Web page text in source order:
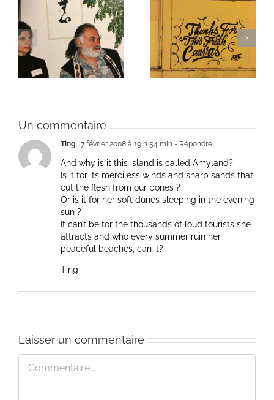
Une toile fraîche
Un bouquet d’écriture
et méditation
Un commentaire
Ting 7 février 2008 à 19 h 54 min - Répondre
And why is it this island is called Amyland?
Is it for its merciless winds and sharp sands that
cut the flesh from our bones ?
Or is it for her soft dunes sleeping in the evening
sun ?
It can’t be for the thousands of loud tourists she
attracts and who every summer ruin her
peaceful beaches, can it?
Ting
Laisser un commentaire
Commentaire